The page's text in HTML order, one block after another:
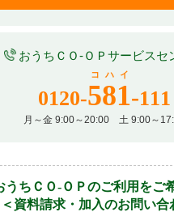
おうちＣＯ-ＯＰサービスセ
0120-581
コハイ
-111
月～金 9:00～20:00 土 9:00～
うちＣＯ-ＯＰのご利用をご
＜資料請求・加入のお問い合